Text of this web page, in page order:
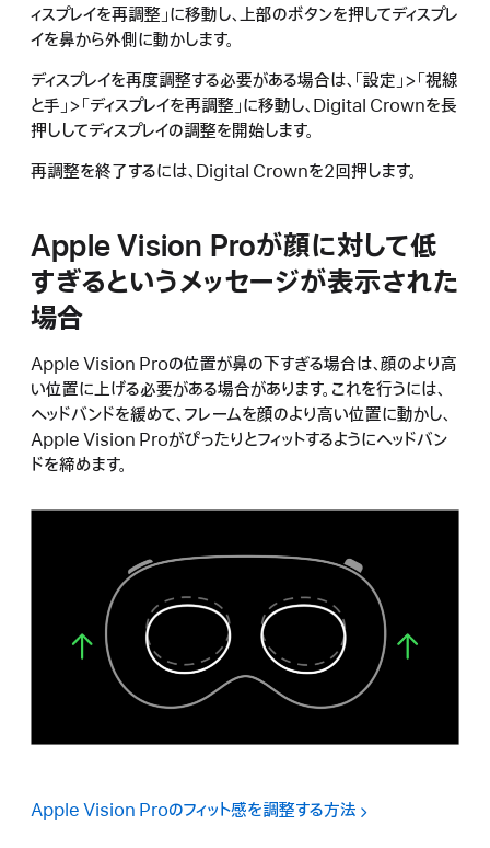
ィスプレイを再調整」に移動し、上部のボタンを押してディスプレ
イを鼻から外側に動かします。
ディスプレイを再度調整する必要がある場合は、「設定」>「視線
と手」>「ディスプレイを再調整」に移動し、Digital Crownを長
押ししてディスプレイの調整を開始します。
再調整を終了するには、Digital Crownを2回押します。
Apple Vision Proが顔に対して低
すぎるというメッセージが表示された
場合
Apple Vision Proの位置が鼻の下すぎる場合は、顔のより高
い位置に上げる必要がある場合があります。これを行うには、
ヘッドバンドを緩めて、フレームを顔のより高い位置に動かし、
Apple Vision Proがぴったりとフィットするようにヘッドバン
ドを締めます。
Apple Vision Proのフィット感を調整する方法